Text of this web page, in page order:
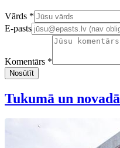
Confirm your email address
Vārds *
E-pasts
Komentārs *
Nosūtīt
Tukumā un novadā